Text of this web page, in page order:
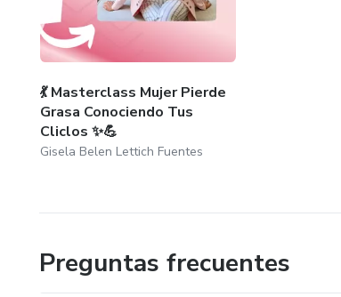
💃 Masterclass Mujer Pierde
Grasa Conociendo Tus
Cliclos ✨💪
Gisela Belen Lettich Fuentes
Preguntas frecuentes